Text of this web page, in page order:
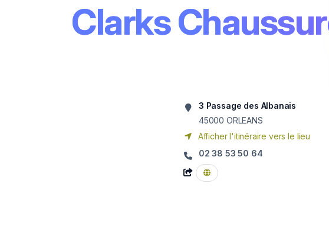
Clarks
3 Passage des Albanais
45000 ORLEANS
Afficher l'itinéraire vers le lieu
02 38 53 50 64